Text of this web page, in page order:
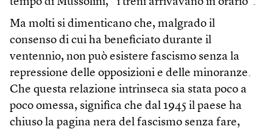
Ma molti si dimenticano che, malgrado il
consenso di cui ha beneficiato durante il
ventennio, non può esistere fascismo senza la
repressione delle opposizioni e delle minoranze.
Che questa relazione intrinseca sia stata poco a
poco omessa, significa che dal 1945 il paese ha
chiuso la pagina nera del fascismo senza fare,